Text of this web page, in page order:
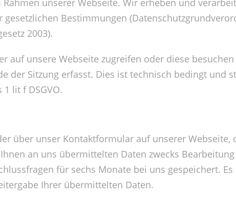
unserer Webseite. Wir erheben und
gesetzlichen Bestimmungen
2003).
auf unsere Webseite zugreifen oder diese
der Sitzung erfasst. Dies ist technisch bedingt und
1 lit f DSGVO.
über unser Kontaktformular auf unserer Webseite,
an uns übermittelten Daten zwecks
für sechs Monate bei uns gespeichert.
Ihrer übermittelten Daten.